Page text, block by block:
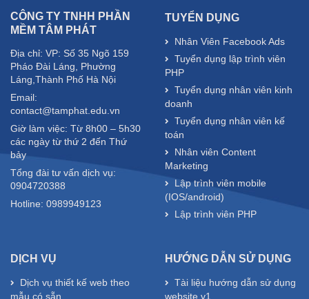
CÔNG TY TNHH PHẦN
MỀM TÂM PHÁT
Địa chỉ: VP: Số 35 Ngõ 159
Pháo Đài Láng, Phường
Láng,Thành Phố Hà Nội
Email:
contact@tamphat.edu.vn
Giờ làm việc: Từ 8h00 – 5h30
các ngày từ thứ 2 đến Thứ
bảy
Tổng đài tư vấn dịch vụ:
0904720388
Hotline: 0989949123
TUYỂN DỤNG
Nhân Viên Facebook Ads
Tuyển dụng lập trình viên
PHP
Tuyển dụng nhân viên kinh
doanh
Tuyển dụng nhân viên kế
toán
Nhân viên Content
Marketing
Lập trình viên mobile
(IOS/android)
Lập trình viên PHP
DỊCH VỤ
Dịch vụ thiết kế web theo
mẫu có sẵn
HƯỚNG DẪN SỬ DỤNG
Tài liệu hướng dẫn sử dụng
website v1